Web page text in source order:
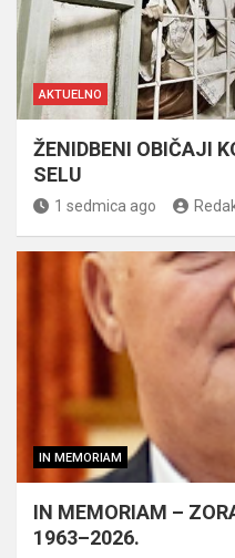
AKTUELNO
ŽENIDBENI OBIČAJI
SELU
1 sedmica ago
IN MEMORIAM
IN MEMORIAM –
1963–2026.